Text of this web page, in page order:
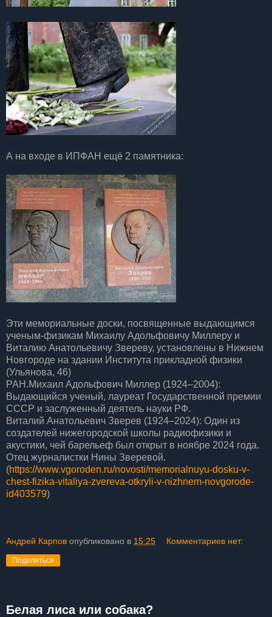
А на входе в ИПФАН ещё 2 памятника:
Эти мемориальные доски, посвященные выдающимся
ученым-физикам Михаилу Адольфовичу Миллеру и
Виталию Анатольевичу Звереву, установлены в Нижнем
Новгороде на здании Института прикладной физики
(Ульянова, 46)
РАН.Михаил Адольфович Миллер (1924–2004):
Выдающийся ученый, лауреат Государственной премии
СССР и заслуженный деятель науки РФ.
Виталий Анатольевич Зверев (1924–2024): Один из
создателей нижегородской школы радиофизики и
акустики, чей барельеф был открыт в ноябре 2024 года.
Отец журналистки Нины Зверевой.
(https://www.vgoroden.ru/novosti/memorialnuyu-dosku-v-
chest-fizika-vitaliya-zvereva-otkryli-v-nizhnem-novgorode-
id403579)
Андрей Карпов опубликовано в 15:25 Комментариев нет:
Поделиться
Белая лиса или собака?